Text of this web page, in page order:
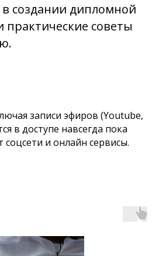
создании дипломной
практические советы
записи эфиров (Youtube,
в доступе навсегда пока
и онлайн сервисы.